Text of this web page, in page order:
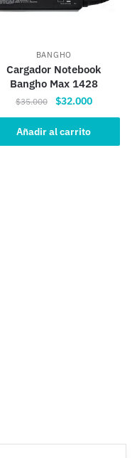
BANGHO
Cargador Notebook
Bangho Max 1428
$35.000
El
precio
original
era:
$32.000El
precio
es:
Añadir al carrito